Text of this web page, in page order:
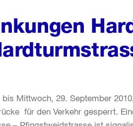
Mittwoch, 29. September
für den Verkehr gesperrt.